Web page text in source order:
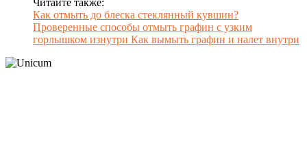
Читайте также:
Как отмыть до блеска стеклянный кувшин?
Проверенные способы отмыть графин с узким
горлышком изнутри Как вымыть графин и налет внутри